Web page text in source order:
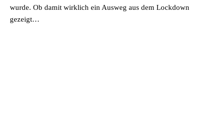
wurde. Ob damit wirklich ein Ausweg aus dem Lockdown
gezeigt…